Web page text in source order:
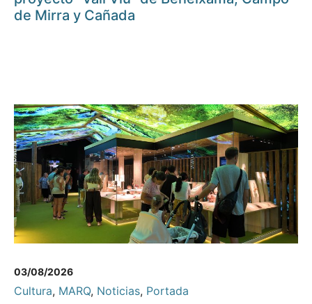
de Mirra y Cañada
03/08/2026
Cultura, MARQ, Noticias, Portada